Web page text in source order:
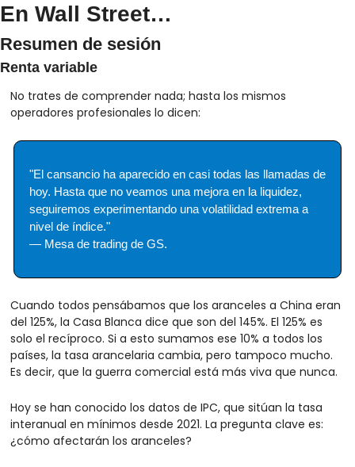
En Wall Street…
Resumen de sesión
Renta variable
No trates de comprender nada; hasta los mismos
operadores profesionales lo dicen:
"El cansancio ha aparecido en casi todas las llamadas de
hoy. Hasta que no veamos una mejora en la liquidez,
seguiremos experimentando una volatilidad extrema a
nivel de índice."
— Mesa de trading de GS.
Cuando todos pensábamos que los aranceles a China eran
del 125%, la Casa Blanca dice que son del 145%. El 125% es
solo el recíproco. Si a esto sumamos ese 10% a todos los
países, la tasa arancelaria cambia, pero tampoco mucho.
Es decir, que la guerra comercial está más viva que nunca.
Hoy se han conocido los datos de IPC, que sitúan la tasa
interanual en mínimos desde 2021. La pregunta clave es:
¿cómo afectarán los aranceles?